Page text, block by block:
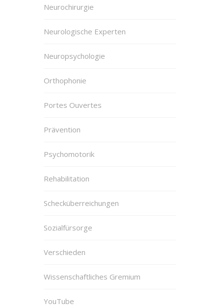
Neurochirurgie
Neurologische Experten
Neuropsychologie
Orthophonie
Portes Ouvertes
Prävention
Psychomotorik
Rehabilitation
Schecküberreichungen
Sozialfürsorge
Verschieden
Wissenschaftliches Gremium
YouTube